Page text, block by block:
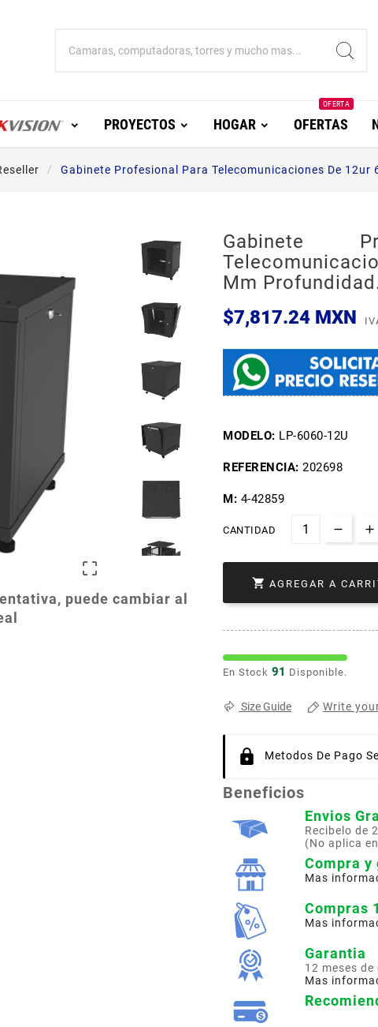
PROYECTOS HOGAR OFERTAS
OFERTA
Gabinete Profesional Para Telecomunicaciones De 12ur

puede cambiar al
Gabinete
Mm
$7,817.24 MXN
MODELO: LP-6060-12U
REFERENCIA: 202698
M: 4-42859
CANTIDAD
 AGREGAR A
En Stock 91 Disponible.
Size Guide Write
Metodos De Pago
Beneficios
Envios
Recibelo de
(No aplica
Compra y
Mas
Compras
Mas
Garantia
12 meses
Mas